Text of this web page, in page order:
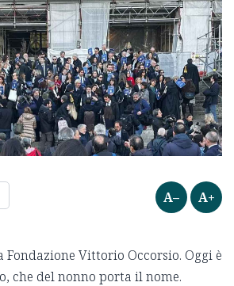
A– A+
Fondazione Vittorio Occorsio. Oggi è
che del nonno porta il nome.